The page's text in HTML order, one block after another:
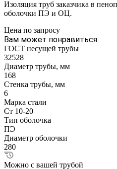
Изоляция труб заказчика в
оболочки ПЭ и ОЦ.
Цена по запросу
Вам может понравиться
ГОСТ несущей трубы
32528
Диаметр трубы, мм
168
Стенка трубы, мм
6
Марка стали
Ст 10-20
Тип оболочка
ПЭ
Диаметр оболочки
280
Можно с вашей трубой